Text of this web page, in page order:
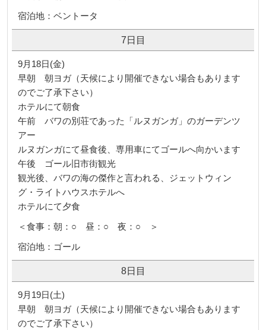
宿泊地：ベントータ
7日目
9月18日(金)
早朝 朝ヨガ（天候により開催できない場合もあります
のでご了承下さい）
ホテルにて朝食
午前 バワの別荘であった「ルヌガンガ」のガーデンツ
アー
ルヌガンガにて昼食後、専用車にてゴールへ向かいます
午後 ゴール旧市街観光
観光後、バワの海の傑作と言われる、ジェットウィン
グ・ライトハウスホテルへ
ホテルにて夕食
＜食事：朝：○ 昼：○ 夜：○ ＞
宿泊地：ゴール
8日目
9月19日(土)
早朝 朝ヨガ（天候により開催できない場合もあります
のでご了承下さい）